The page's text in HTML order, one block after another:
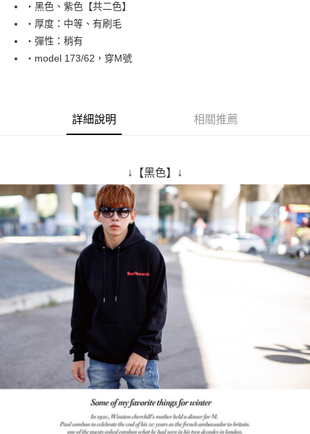
悠遊付
Google Pay
AFTEE先享後付是「在收到商品之後才付款」的支付方式。 讓您購物簡單
３．安心：先確認商品／服務後，再付款。
【「AFTEE先享後付」結帳流程】
１．於結帳方式選擇「AFTEE先享後付」後，將跳轉至「AFTEE先享後付」
結帳頁面，進行簡訊認證並確認金額後，即可完成結帳。
２．訂單成立數日內，您將收到繳費通知簡訊。
３．收到繳費通知簡訊後14天內，點擊此簡訊中的連結，可透過四大超商／
ATM／網路銀行／等多元方式進行付款，方視為交易完成。
※ 請注意：結帳手續完成當下不需立刻繳費，但若您需要取消訂單，請聯絡
購買商品的店家。未經商家同意取消之訂單仍視為有效，需透過AFTEE先享
後付繳納相關費用。
※ 交易是否成功請以「AFTEE先享後付 」之結帳頁面顯示為準，若有關於
是否繳費成功／繳費後需取消欲退款等相關疑問，請聯繫「AFTEE先享後付
客戶支援中心」
https://netprotections.freshdesk.com/support/home
１．透過由恩沛科技股份有限公司提供之「AFTEE先享後付」服務完成之交
易，需依本服務之必要範圍內提供個人資料，並將交易相關給付款項請求債
權轉讓予恩沛科技股份有限公司。
２．關於個人資料處理事宜，請瀏覽以下網址：
https://aftee.tw/terms/#terms3
３．未成年的使用者請事先徵得法定代理人或監護人之同意方可使用
每筆NT$80，滿NT$1,800(含以上)免運費
先付款後全家取貨
每筆NT$80，滿NT$1,800(含以上)免運費
7-11付款取貨
每筆NT$80，滿NT$1,800(含以上)免運費
先付款後7-11取貨
每筆NT$80，滿NT$1,800(含以上)免運費
每筆NT$120，滿NT$3,000(含以上)免運費
‧黑色、紫色【共二色】
‧厚度：中等、有刷毛
‧彈性：稍有
‧model 173/62，穿M號
詳細說明 相關推薦
↓【黑色】↓